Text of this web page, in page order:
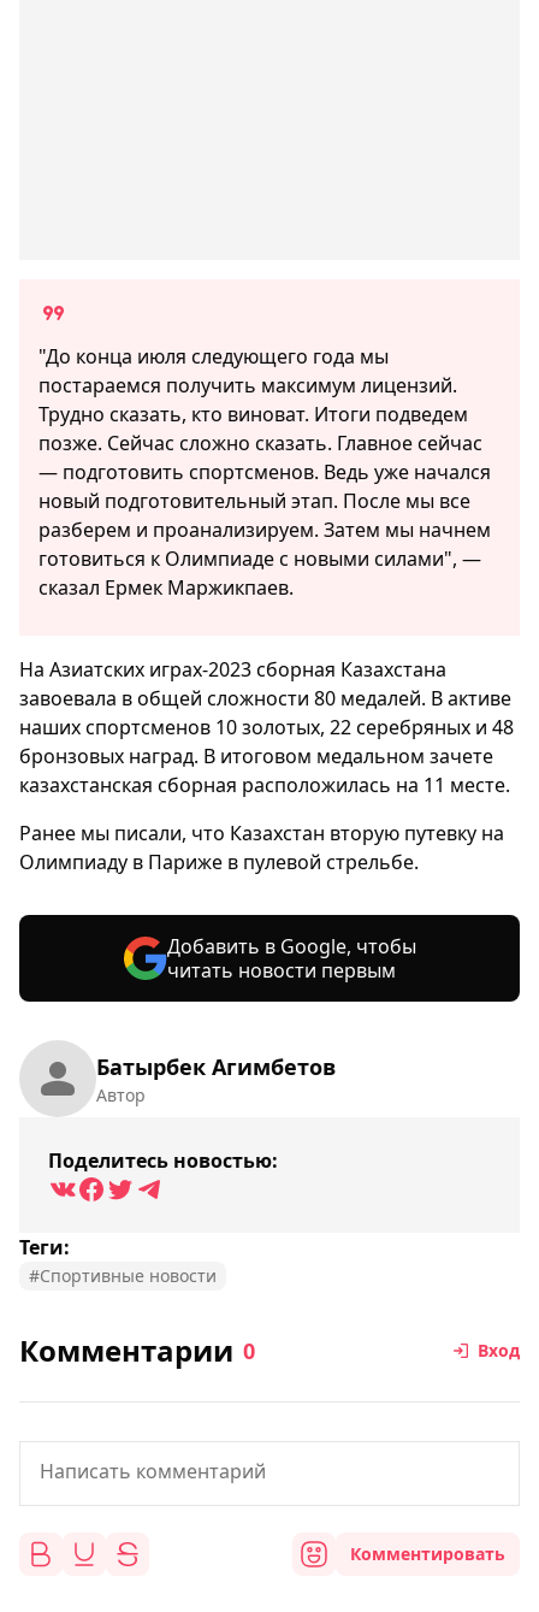
Батырбек Агимбетов
Автор
Поделитесь новостью:
Теги:
#Спортивные новости
"До конца июля следующего года мы
постараемся получить максимум лицензий.
Трудно сказать, кто виноват. Итоги подведем
позже. Сейчас сложно сказать. Главное сейчас
— подготовить спортсменов. Ведь уже начался
новый подготовительный этап. После мы все
разберем и проанализируем. Затем мы начнем
готовиться к Олимпиаде с новыми силами", —
сказал Ермек Маржикпаев.
На Азиатских играх-2023 сборная Казахстана
завоевала в общей сложности 80 медалей. В активе
наших спортсменов 10 золотых, 22 серебряных и 48
бронзовых наград. В итоговом медальном зачете
казахстанская сборная расположилась на 11 месте.
Ранее мы писали, что Казахстан вторую путевку на
Олимпиаду в Париже в пулевой стрельбе.
Добавить в Google, чтобы
читать новости первым
Комментарии 0 Вход
Комментировать